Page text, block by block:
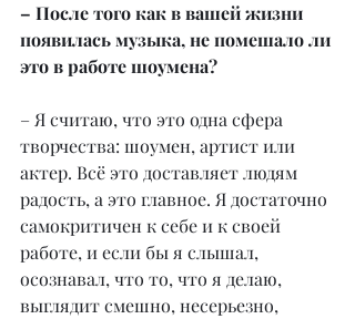
– После того как в вашей жизни
появилась музыка, не помешало ли
это в работе шоумена?
– Я считаю, что это одна сфера
творчества: шоумен, артист или
актер. Всё это доставляет людям
радость, а это главное. Я достаточно
самокритичен к себе и к своей
работе, и если бы я слышал,
осознавал, что то, что я делаю,
выглядит смешно, несерьезно,